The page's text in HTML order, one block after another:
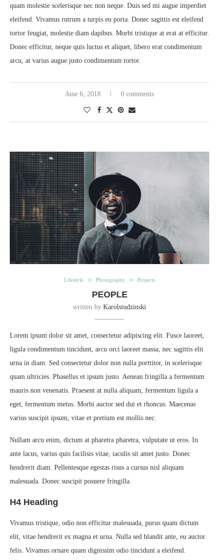
quam molestie scelerisque nec non neque. Duis sed mi augue imperdiet
eleifend. Vivamus rutrum a turpis eu porta. Donec sagittis est eleifend
tortor feugiat, molestie diam dapibus. Morbi tristique at erat at efficitur.
Donec efficitur, neque quis luctus et aliquet, libero erat condimentum
arcu, at varius augue justo condimentum tortor.
June 6, 2018 0 comments
Lifestyle Photography Projects
PEOPLE
written by Karolstudzinski
Lorem ipsum dolor sit amet, consectetur adipiscing elit. Fusce laoreet,
ligula condimentum tincidunt, arcu orci laoreet massa, nec sagittis elit
urna in diam. Sed consectetur dolor non nulla porttitor, in scelerisque
quam ultricies. Phasellus et ipsum justo. Aenean fringilla a fermentum
mauris non venenatis. Praesent at nulla aliquam, fermentum ligula a
eget, fermentum metus. Morbi auctor sed dui et rhoncus. Maecenas
varius suscipit ipsum, vitae et pretium est mollis nec.
Nullam arcu enim, dictum at pharetra pharetra, vulputate ut eros. In
ante lacus, varius quis facilisis vitae, iaculis sit amet justo. Donec
hendrerit diam. Pellentesque egestas risus a cursus nisl aliquam
malesuada. Donec suscipit posuere fringilla.
H4 Heading
Vivamus tristique, odio non efficitur malesuada, purus quam dictum
elit, vitae hendrerit ex magna et urna. Nulla sed blandit ante, eu auctor
felis. Vivamus ornare quam dignissim odio tincidunt a eleifend.